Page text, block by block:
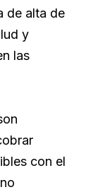
de alta de
y
las
con el